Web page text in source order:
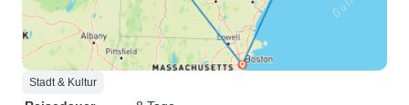
Stadt & Kultur